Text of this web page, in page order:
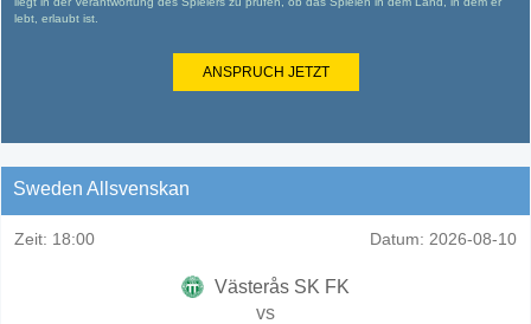
lebt, erlaubt ist.
ANSPRUCH JETZT
Sweden Allsvenskan
Zeit: 18:00 Datum: 2026-08-10
Västerås SK FK
vs